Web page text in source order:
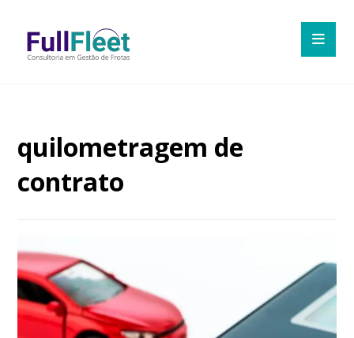
quilometragem de
contrato